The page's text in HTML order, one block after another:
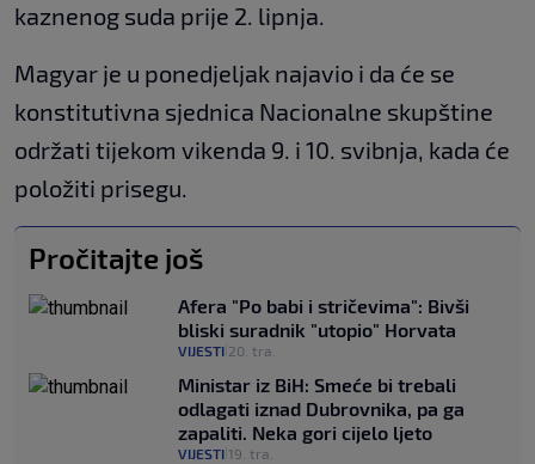
kaznenog suda prije 2. lipnja.
Magyar je u ponedjeljak najavio i da će se
konstitutivna sjednica Nacionalne skupštine
održati tijekom vikenda 9. i 10. svibnja, kada će
položiti prisegu.
Pročitajte još
Afera "Po babi i stričevima": Bivši
bliski suradnik "utopio" Horvata
VIJESTI 20. tra.
Ministar iz BiH: Smeće bi trebali
odlagati iznad Dubrovnika, pa ga
zapaliti. Neka gori cijelo ljeto
VIJESTI 19. tra.